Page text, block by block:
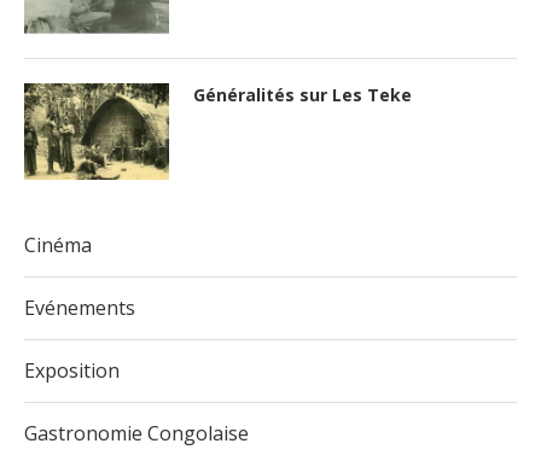
Généralités sur Les Teke
Cinéma
Evénements
Exposition
Gastronomie Congolaise